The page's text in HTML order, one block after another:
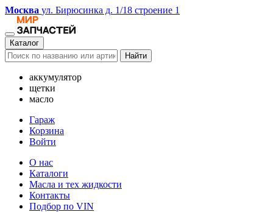
Москва ул. Бирюсинка д. 1/18 строение 1
Каталог
Найти
аккумулятор
щетки
масло
Гараж
Корзина
Войти
О нас
Каталоги
Масла и тех жидкости
Контакты
Подбор по VIN